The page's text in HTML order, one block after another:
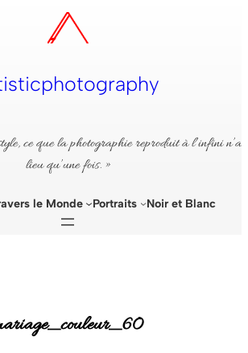
ce que la photographie reproduit à l’infini n’a
lieu qu’une fois. »
le Monde Portraits Noir et Blanc